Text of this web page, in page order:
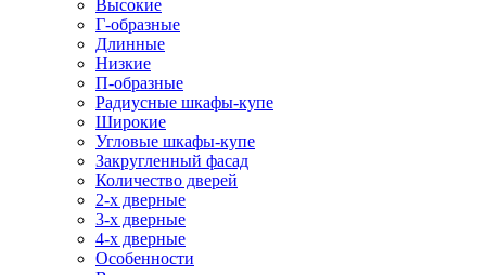
Высокие
Г-образные
Длинные
Низкие
П-образные
Радиусные шкафы-купе
Широкие
Угловые шкафы-купе
Закругленный фасад
Количество дверей
2-х дверные
3-х дверные
4-х дверные
Особенности